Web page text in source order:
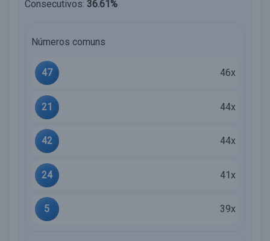
Consecutivos: 36.61%
Números comuns
47 46x
21 44x
42 44x
24 41x
5 39x